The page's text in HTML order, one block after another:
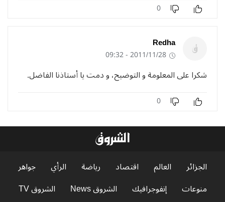
0
Redha
2011/11/28 - 09:32
شكرا على المعلومة و التوضيح، و دمت يا أستاذنا الفاضل.
0
الجزائر العالم اقتصاد رياضة الرأي
جواهر
منوعات
إنفوجرافيك الشروق News الشروق TV